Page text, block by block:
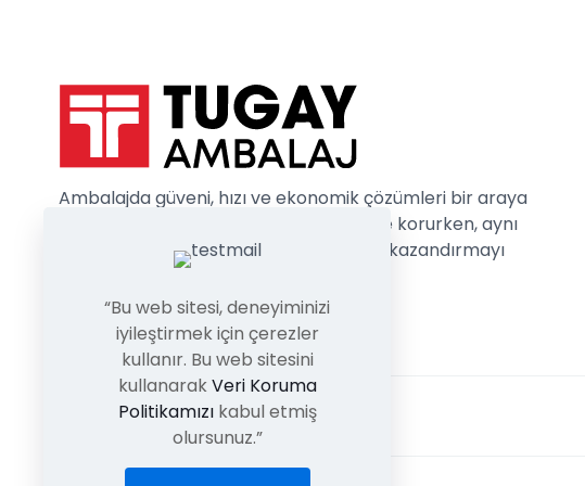
Ambalajda güveni, hızı ve ekonomik çözümleri bir araya
getiriyoruz. Ürünlerinizi en doğru şekilde korurken, aynı
zamanda güçlü ve estetik bir görünüm kazandırmayı
“Bu web sitesi, deneyiminizi
iyileştirmek için çerezler
kullanır. Bu web sitesini
kullanarakVeri Koruma
Politikamızıkabul etmiş
olursunuz.”